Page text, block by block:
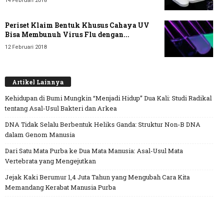
Periset Klaim Bentuk Khusus Cahaya UV
Bisa Membunuh Virus Flu dengan...
12 Februari 2018
Artikel Lainnya
Kehidupan di Bumi Mungkin “Menjadi Hidup” Dua Kali: Studi Radikal
tentang Asal-Usul Bakteri dan Arkea
DNA Tidak Selalu Berbentuk Heliks Ganda: Struktur Non-B DNA
dalam Genom Manusia
Dari Satu Mata Purba ke Dua Mata Manusia: Asal-Usul Mata
Vertebrata yang Mengejutkan
Jejak Kaki Berumur 1,4 Juta Tahun yang Mengubah Cara Kita
Memandang Kerabat Manusia Purba